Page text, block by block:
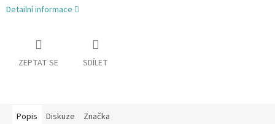
Detailní informace
ZEPTAT SE SDÍLET
Popis Diskuze Značka